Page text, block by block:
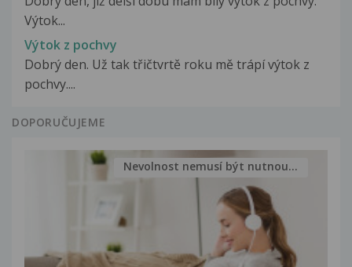
Výtok...
Výtok z pochvy
Dobrý den. Už tak třičtvrtě roku mě trápí výtok z
pochvy....
DOPORUČUJEME
Nevolnost nemusí být nutnou...